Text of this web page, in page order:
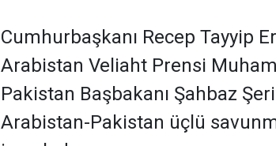
Cumhurbaşkanı Recep Tayyip
Arabistan Veliaht Prensi
Pakistan Başbakanı Şahbaz
Arabistan-Pakistan üçlü